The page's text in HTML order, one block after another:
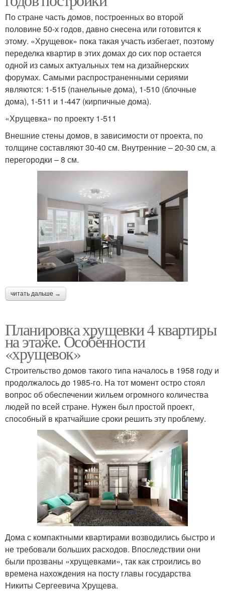
По стране часть домов, построенных во второй
половине 50-х годов, давно снесена или готовится к
этому. «Хрущевок» пока такая участь избегает, поэтому
переделка квартир в этих домах до сих пор остается
одной из самых актуальных тем на дизайнерских
форумах. Самыми распространенными сериями
являются: 1-515 (панельные дома), 1-510 (блочные
дома), 1-511 и 1-447 (кирпичные дома).
«Хрущевка» по проекту 1-511
Внешние стены домов, в зависимости от проекта, по
толщине составляют 30-40 см. Внутренние – 20-30 см, а
перегородки – 8 см.
читать дальше →
Планировка хрущевки 4 квартиры
на этаже. Особенности
«хрущевок»
Строительство домов такого типа началось в 1958 году и
продолжалось до 1985-го. На тот момент остро стоял
вопрос об обеспечении жильем огромного количества
людей по всей стране. Нужен был простой проект,
способный в кратчайшие сроки решить эту проблему.
Дома с компактными квартирами возводились быстро и
не требовали больших расходов. Впоследствии они
были прозваны «хрущевками», так как строились во
времена нахождения на посту главы государства
Никиты Сергеевича Хрущева.